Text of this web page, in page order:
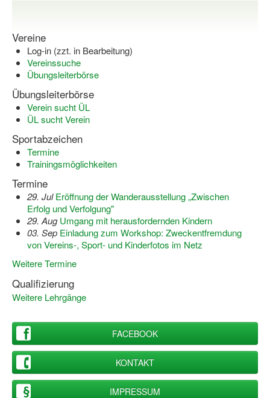
SSB-Sport
Gymnastik und Entspannung für Frauen
Koronarsport
Seniorensport
Wassergymnastik / Aqua-Step
Sportjugend
Wir über uns "Leitbild"
Vorstand Sportjugend
Vereinsentwicklung – Zeig dein Profil
Ferienfreizeiten
Kinder- und Jugendqualifizierung
Kinderschutz im Sport
Vereine
Log-in (zzt. in Bearbeitung)
Vereinssuche
Übungsleiterbörse
Übungsleiterbörse
Verein sucht ÜL
ÜL sucht Verein
Sportabzeichen
Termine
Trainingsmöglichkeiten
Termine
29. Jul Eröffnung der Wanderausstellung „Zwischen
Erfolg und Verfolgung"
29. Aug Umgang mit herausfordernden Kindern
03. Sep Einladung zum Workshop: Zweckentfremdung
von Vereins-, Sport- und Kinderfotos im Netz
Weitere Termine
Qualifizierung
Weitere Lehrgänge
FACEBOOK
KONTAKT
IMPRESSUM